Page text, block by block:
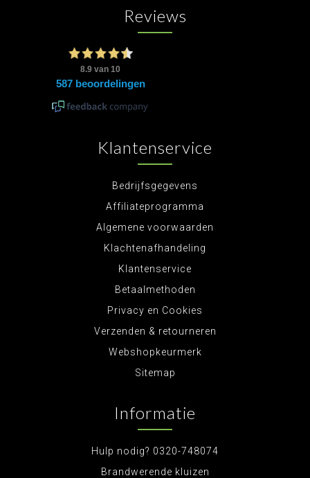
Reviews
Klantenservice
Bedrijfsgegevens
Affiliateprogramma
Algemene voorwaarden
Klachtenafhandeling
Klantenservice
Betaalmethoden
Privacy en Cookies
Verzenden & retourneren
Webshopkeurmerk
Sitemap
Informatie
Hulp nodig? 0320-748074
Brandwerende kluizen